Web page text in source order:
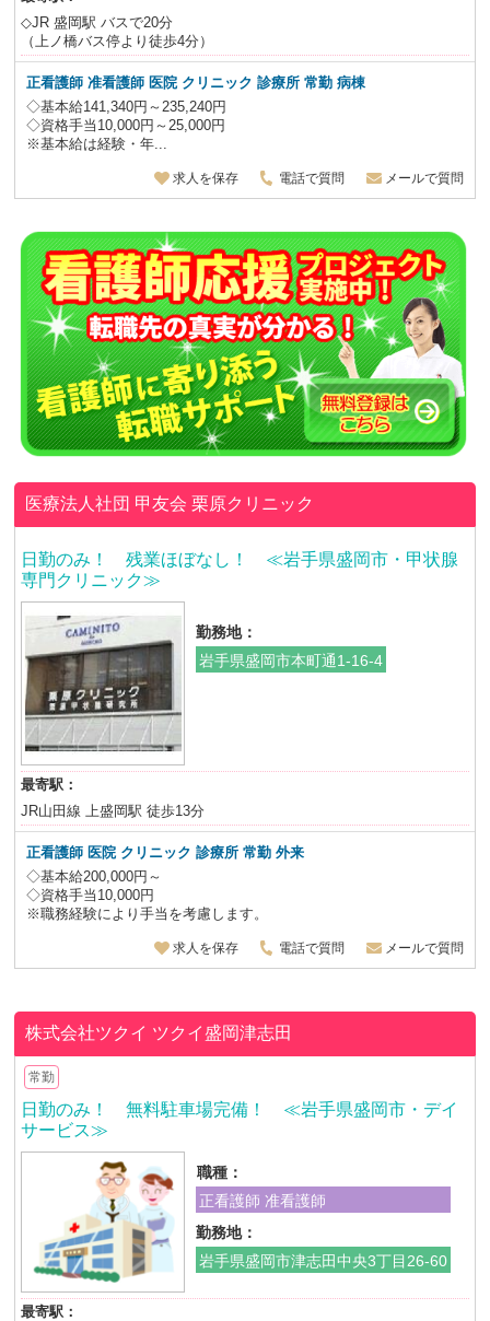
◇JR 盛岡駅 バスで20分
（上ノ橋バス停より徒歩4分）
正看護師 准看護師 医院 クリニック 診療所 常勤 病棟
◇基本給141,340円～235,240円
◇資格手当10,000円～25,000円
※基本給は経験・年...
求人を保存 電話で質問 メールで質問
医療法人社団 甲友会栗原クリニック
日勤のみ！ 残業ほぼなし！ ≪岩手県盛岡市・甲状腺
専門クリニック≫
勤務地：
岩手県盛岡市本町通1-16-4
最寄駅：
JR山田線 上盛岡駅 徒歩13分
正看護師 医院 クリニック 診療所 常勤 外来
◇基本給200,000円～
◇資格手当10,000円
※職務経験により手当を考慮します。
求人を保存 電話で質問 メールで質問
株式会社ツクイ ツクイ盛岡津志田
常勤
日勤のみ！ 無料駐車場完備！ ≪岩手県盛岡市・デイ
サービス≫
職種：
正看護師 准看護師
勤務地：
岩手県盛岡市津志田中央3丁目26-60
最寄駅：